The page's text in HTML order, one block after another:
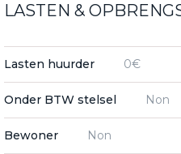
LASTEN &
Lasten huurder 0€
Onder BTW stelsel Non
Bewoner Non